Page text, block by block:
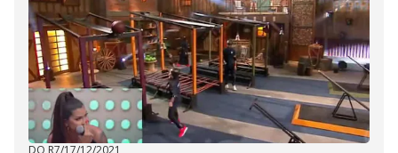
DO R7/17/12/2021